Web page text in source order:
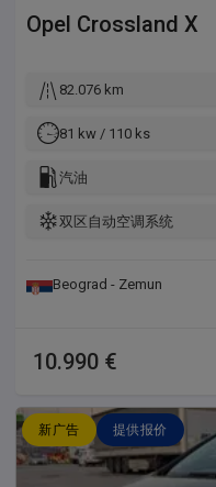
Opel Crossland X
82.076 km
81 kw / 110 ks
汽油
双区自动空调系统
Beograd - Zemun
10.990 €
新广告 提供报价